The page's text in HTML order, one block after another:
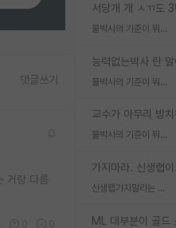
물박사의 기준이 뭐임?
물박사의 기준이 뭐임?
물박사의 기준이 뭐임?
신생랩가지말라는 이유가 있었구나
댓글쓰기
거랑 다름